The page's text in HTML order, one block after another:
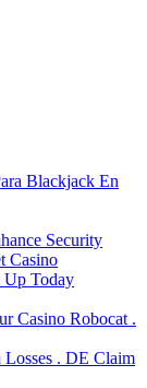
Blackjack En
Security
Casino
Up Today
Casino Robocat .
Losses . DE Claim